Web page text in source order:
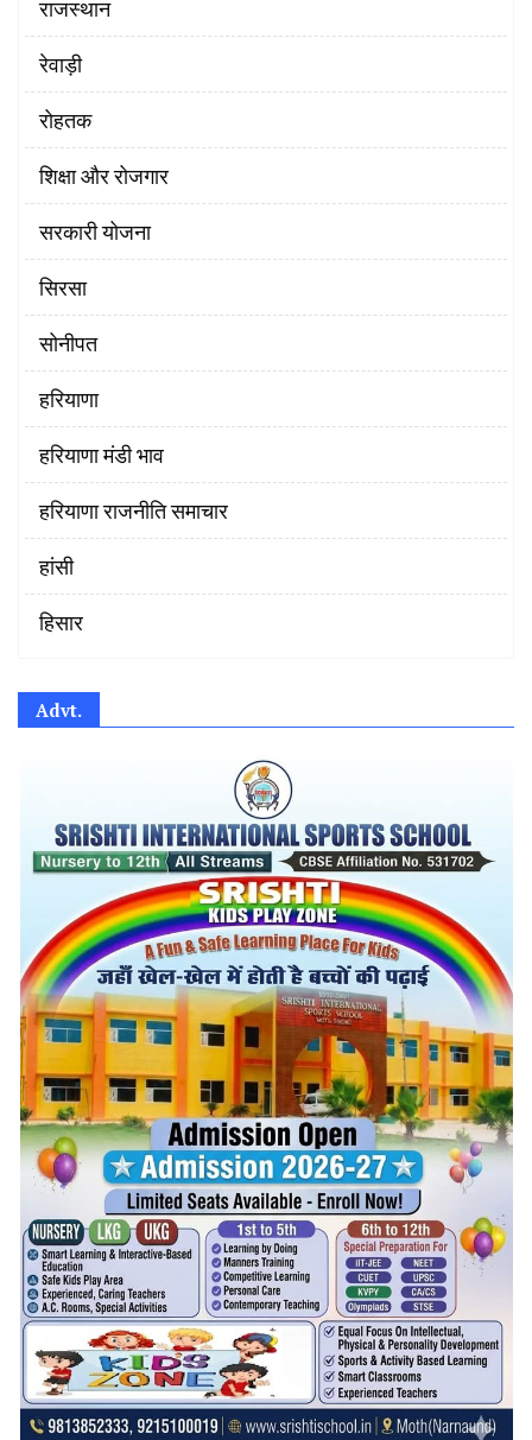
राजस्थान
रेवाड़ी
रोहतक
शिक्षा और रोजगार
सरकारी योजना
सिरसा
सोनीपत
हरियाणा
हरियाणा मंडी भाव
हरियाणा राजनीति समाचार
हांसी
हिसार
Advt.